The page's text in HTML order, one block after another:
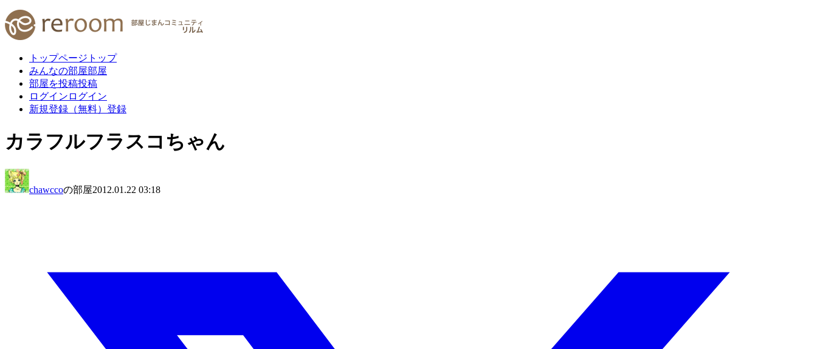
トップページ トップ
みんなの部屋部屋
部屋を投稿投稿
ログイン ログイン
新規登録（無料） 登録
カラフルフラスコちゃん
chawccoの部屋2012.01.22 03:18